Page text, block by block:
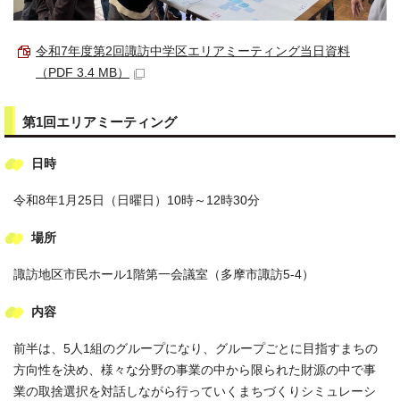
令和7年度第2回諏訪中学区エリアミーティング当日資料
（PDF 3.4 MB）
第1回エリアミーティング
日時
令和8年1月25日（日曜日）10時～12時30分
場所
諏訪地区市民ホール1階第一会議室（多摩市諏訪5-4）
内容
前半は、5人1組のグループになり、グループごとに目指すまちの
方向性を決め、様々な分野の事業の中から限られた財源の中で事
業の取捨選択を対話しながら行っていくまちづくりシミュレーシ